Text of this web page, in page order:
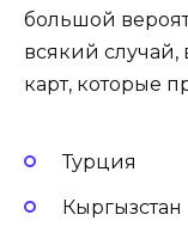
большой
всякий случай,
карт, которые
Турция
Кыргызстан